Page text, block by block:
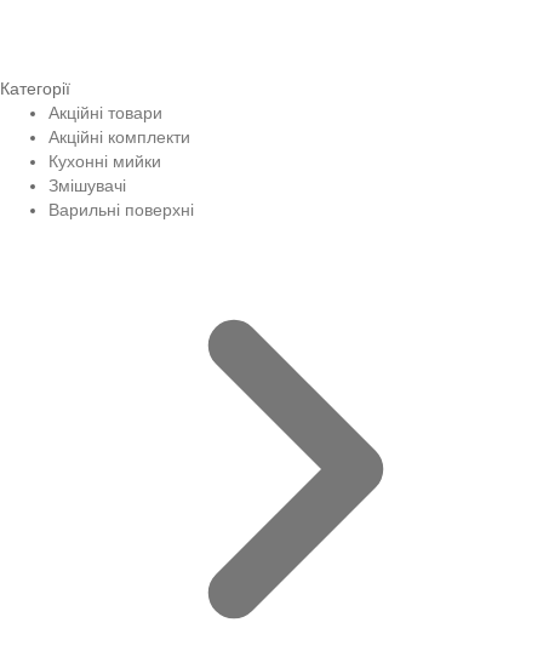
Категорії
Акційні товари
Акційні комплекти
Кухонні мийки
Змішувачі
Варильні поверхні